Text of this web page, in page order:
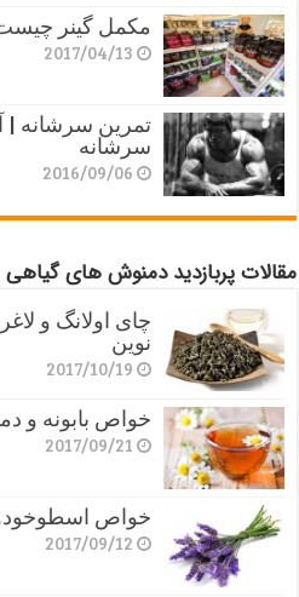
مکمل گینر
2017/04/13
تمرین سرشانه
سرشانه
2016/09/06
مقالات پربازدید دمنوش های گیاهی
چای اولانگ و
نوین
2017/10/19
خواص بابونه و
2017/09/21
خواص
2017/09/12